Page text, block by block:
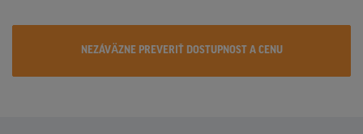
NEZÁVÄZNE PREVERIŤ DOSTUPNOST A CENU